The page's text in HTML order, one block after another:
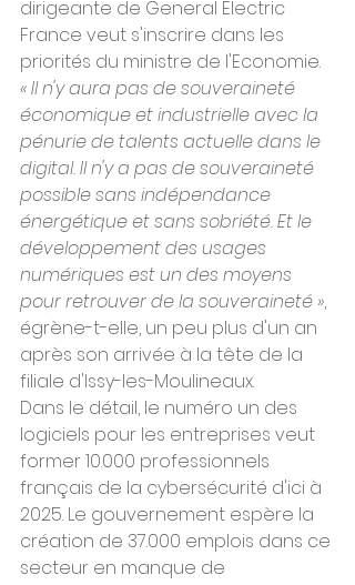
dirigeante de General Electric
France veut s'inscrire dans les
priorités du ministre de l'Economie.
« Il n'y aura pas de souveraineté
économique et industrielle avec la
pénurie de talents actuelle dans le
digital. Il n'y a pas de souveraineté
possible sans indépendance
énergétique et sans sobriété. Et le
développement des usages
numériques est un des moyens
pour retrouver de la souveraineté »,
égrène-t-elle, un peu plus d'un an
après son arrivée à la tête de la
filiale d'Issy-les-Moulineaux.
Dans le détail, le numéro un des
logiciels pour les entreprises veut
former 10.000 professionnels
français de la cybersécurité d'ici à
2025. Le gouvernement espère la
création de 37.000 emplois dans ce
secteur en manque de